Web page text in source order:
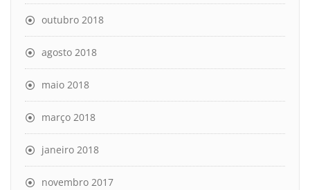
outubro 2018
agosto 2018
maio 2018
março 2018
janeiro 2018
novembro 2017